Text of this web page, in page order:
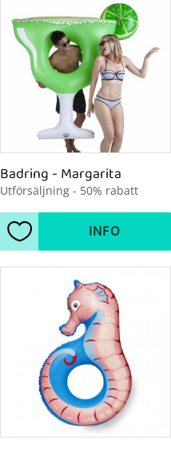
Badring - Margarita
Utförsäljning - 50% rabatt
Lägg till i favoriter
INFO